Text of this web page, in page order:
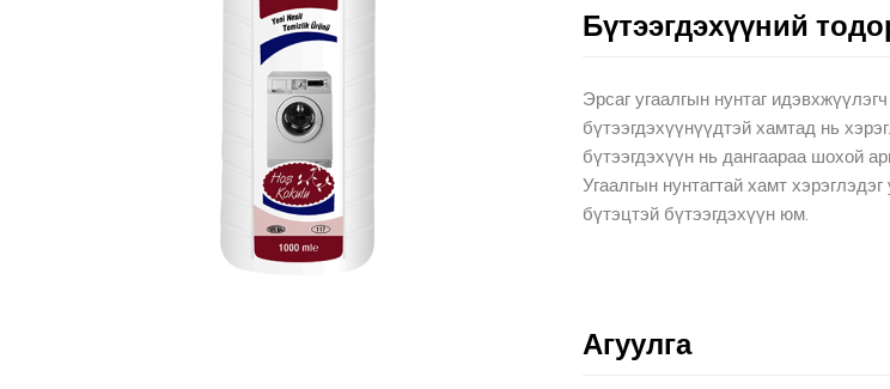
Бүтээгдэхүүний
Эрсаг угаалгын нунтаг
бүтээгдэхүүнүүдтэй хамтад нь
бүтээгдэхүүн нь дангаараа шохой
Угаалгын нунтагтай хамт
бүтэцтэй бүтээгдэхүүн юм.
Агуулга